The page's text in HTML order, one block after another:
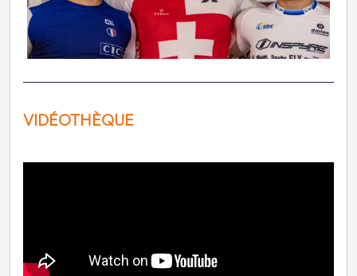
VIDÉOTHÈQUE